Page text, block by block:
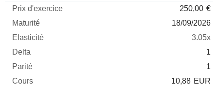
250,00 €
18/09/2026
3.05x
1
1
10,88 EUR